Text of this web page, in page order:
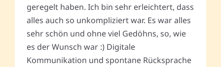
geregelt haben. Ich bin sehr erleichtert, dass
alles auch so unkompliziert war. Es war alles
sehr schön und ohne viel Gedöhns, so, wie
es der Wunsch war :) Digitale
Kommunikation und spontane Rücksprache